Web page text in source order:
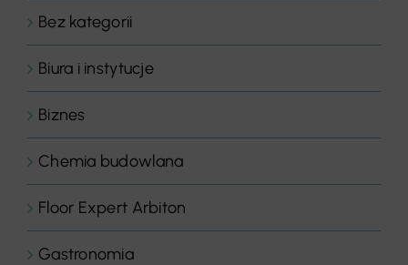
Bez kategorii
Biura i instytucje
Biznes
Chemia budowlana
Floor Expert Arbiton
Gastronomia